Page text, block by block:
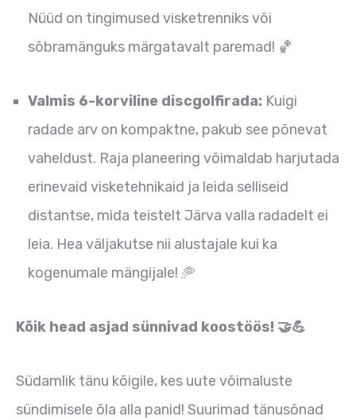
Nüüd on tingimused visketrenniks või
sõbramänguks märgatavalt paremad! 🏀
Valmis 6-korviline discgolfirada: Kuigi
radade arv on kompaktne, pakub see põnevat
vaheldust. Raja planeering võimaldab harjutada
erinevaid visketehnikaid ja leida selliseid
distantse, mida teistelt Järva valla radadelt ei
leia. Hea väljakutse nii alustajale kui ka
kogenumale mängijale! 🥏
Kõik head asjad sünnivad koostöös! 🤝💪
Südamlik tänu kõigile, kes uute võimaluste
sündimisele õla alla panid! Suurimad tänusõnad